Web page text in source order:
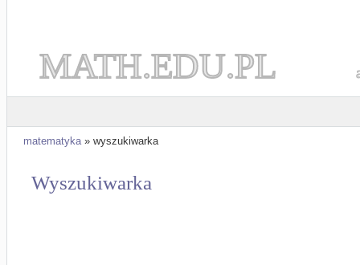
MATH.EDU.PL
matematyka» wyszukiwarka
Wyszukiwarka